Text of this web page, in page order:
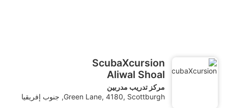
ScubaXcursion
Aliwal Shoal
مركز تدريب مدربين
Green Lane, 4180, Scottburgh, جنوب إفريقيا